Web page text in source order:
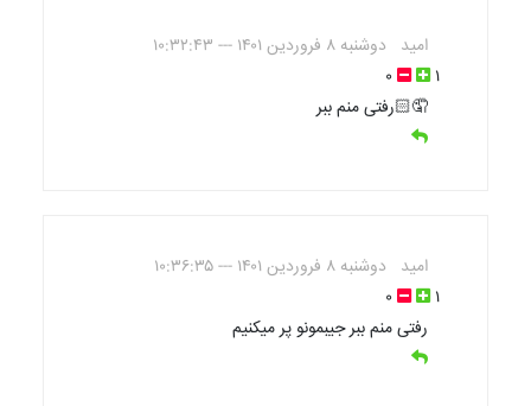
امید
دوشنبه ۸ فروردین ۱۴۰۱ --- ۱۰:۳۲:۴۳
۱
۰
🤦🏻رفتی منم ببر
امید
دوشنبه ۸ فروردین ۱۴۰۱ --- ۱۰:۳۶:۳۵
۱
۰
رفتی منم ببر جیبمونو پر میکنیم